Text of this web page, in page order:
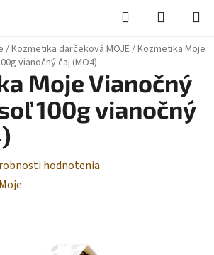
Hľadať
KOŠÍK
/Kozmetika darčeková MOJE/Kozmetika Moje
vianočný čaj (MO4)
Moje Vianočný
100g vianočný
hodnotenia